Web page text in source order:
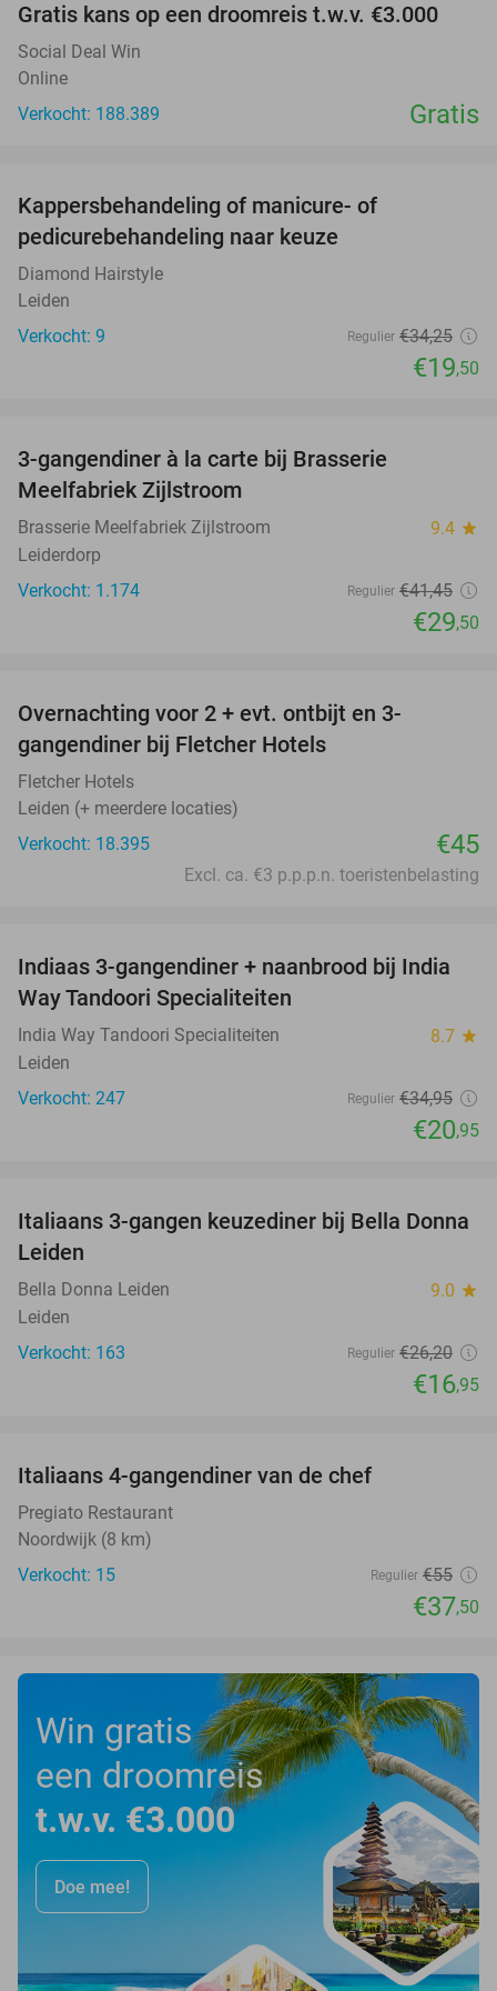
Gratis kans op een droomreis t.w.v. €3.000
Social Deal Win
Online
Verkocht: 188.389
Gratis
Kappersbehandeling of manicure- of
pedicurebehandeling naar keuze
Diamond Hairstyle
Leiden
Verkocht: 9
Regulier €34,25
€19,50
3-gangendiner à la carte bij Brasserie
Meelfabriek Zijlstroom
Brasserie Meelfabriek Zijlstroom 9.4 star
Leiderdorp
Verkocht: 1.174
Regulier €41,45
€29,50
Overnachting voor 2 + evt. ontbijt en 3-
gangendiner bij Fletcher Hotels
Fletcher Hotels
Leiden (+ meerdere locaties)
Verkocht: 18.395
€45
Excl. ca. €3 p.p.p.n. toeristenbelasting
40%
Indiaas 3-gangendiner + naanbrood bij India
Way Tandoori Specialiteiten
India Way Tandoori Specialiteiten 8.7 star
Leiden
Verkocht: 247
Regulier €34,95
€20,95
35%
Italiaans 3-gangen keuzediner bij Bella Donna
Leiden
Bella Donna Leiden 9.0 star
Leiden
Verkocht: 163
Regulier €26,20
€16,95
Italiaans 4-gangendiner van de chef
Pregiato Restaurant
Noordwijk (8 km)
Verkocht: 15
Regulier €55
€37,50
Win gratis
een droomreis
t.w.v. €3.000
Doe mee!